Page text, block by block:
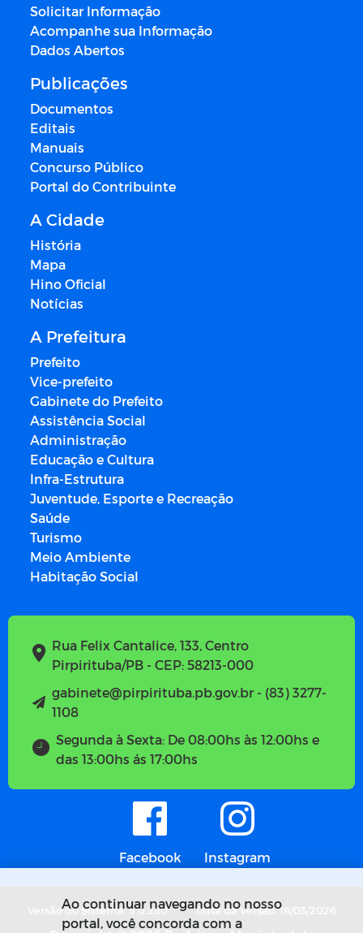
Solicitar Informação
Acompanhe sua Informação
Dados Abertos
Publicações
Documentos
Editais
Manuais
Concurso Público
Portal do Contribuinte
A Cidade
História
Mapa
Hino Oficial
Notícias
A Prefeitura
Prefeito
Vice-prefeito
Gabinete do Prefeito
Assistência Social
Administração
Educação e Cultura
Infra-Estrutura
Juventude, Esporte e Recreação
Saúde
Turismo
Meio Ambiente
Habitação Social
Rua Felix Cantalice, 133, Centro
Pirpirituba/PB - CEP: 58213-000
gabinete@pirpirituba.pb.gov.br - (83) 3277-
1108
Segunda à Sexta: De 08:00hs às 12:00hs e
das 13:00hs ás 17:00hs
Facebook Instagram
Versão do Sistema: 5.0.280 Data da Versão: 18/03/2026
Ao continuar navegando no nosso
portal, você concorda com a